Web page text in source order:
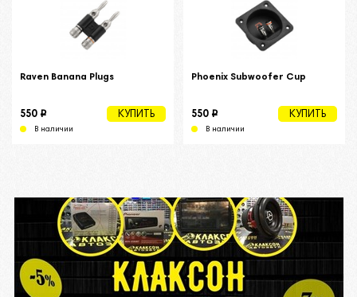
Raven Banana Plugs
550 i КУПИТЬ
В наличии
Phoenix Subwoofer Cup
550 i КУПИТЬ
В наличии